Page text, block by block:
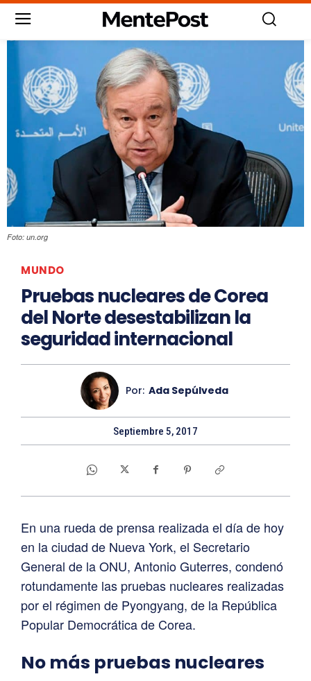
Foto: un.org
MUNDO
Pruebas nucleares de Corea
del Norte desestabilizan la
seguridad internacional
Por: Ada Sepúlveda
Septiembre 5, 2017
En una rueda de prensa realizada el día de hoy
en la ciudad de Nueva York, el Secretario
General de la ONU, Antonio Guterres, condenó
rotundamente las pruebas nucleares realizadas
por el régimen de Pyongyang, de la República
Popular Democrática de Corea.
No más pruebas nucleares